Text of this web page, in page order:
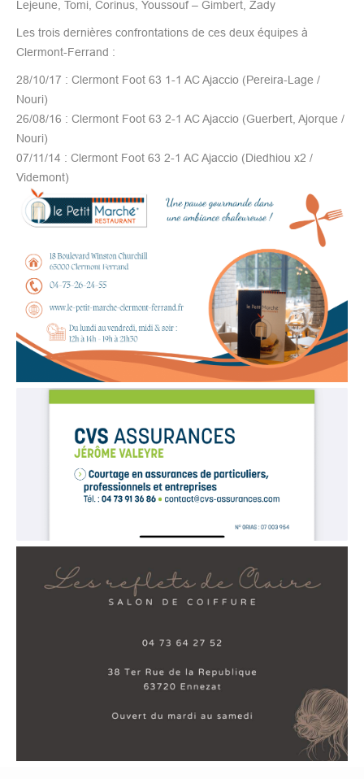
Lejeune, Tomi, Corinus, Youssouf – Gimbert, Zady
Les trois dernières confrontations de ces deux équipes à
Clermont-Ferrand :
28/10/17 : Clermont Foot 63 1-1 AC Ajaccio (Pereira-Lage /
Nouri)
26/08/16 : Clermont Foot 63 2-1 AC Ajaccio (Guerbert, Ajorque /
Nouri)
07/11/14 : Clermont Foot 63 2-1 AC Ajaccio (Diedhiou x2 /
Videmont)